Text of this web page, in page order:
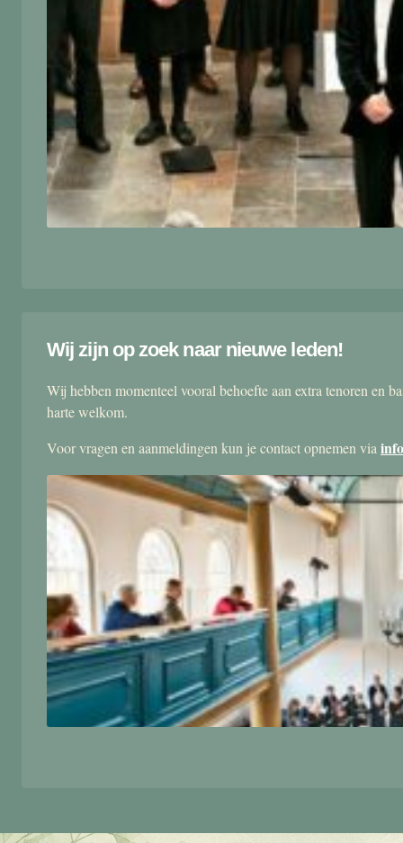
Wij zijn op zoek naar nieuwe leden!
Wij hebben momenteel vooral behoefte aan extra tenoren en
harte welkom.
Voor vragen en aanmeldingen kun je contact opnemen via